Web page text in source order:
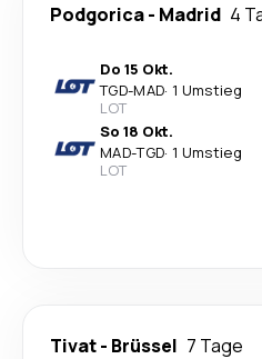
Podgorica- Madrid 4
Do 15 Okt.
TGD-MAD· 1 Umstieg
LOT
So 18 Okt.
MAD-TGD· 1 Umstieg
LOT
Tivat- Brüssel 7 Tage